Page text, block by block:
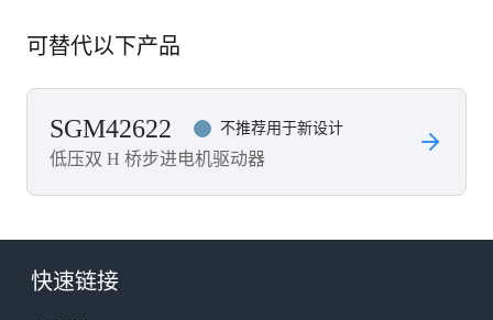
可替代以下产品
SGM42622 不推荐用于新设计
低压双 H 桥步进电机驱动器
快速链接